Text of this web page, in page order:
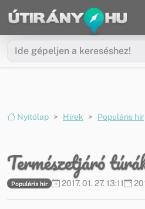
Ugrás a menüre
Ugrás a tartalomra
Nyitólap Hírek Populáris hír
Természetjáró
Populáris hír 2017. 01. 27. 13:11